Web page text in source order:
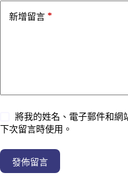
新增留言 *
將我的姓名、電子郵件和網
下次留言時使用。
發佈留言